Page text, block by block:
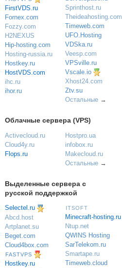
FirstVDS.ru
Fornex.com
Fozzy.com
H2NEXUS
Hip-hosting.com
Hosting-russia.ru
Hostkey.ru
HostVDS.com
ihc.ru
ihor.ru
Sprinthost.ru
Theideahosting.com
Timeweb.com
UFO.Hosting
VDSka.ru
Veesp.com
VPSville.ru
Vscale.io
Xhost24.com
Ztv.su
Остальные→
Облачные сервера (VPS)
Activecloud.ru
Cloud4y.ru
Flops.ru
Hostpro.ua
infobox.ru
Makecloud.ru
Остальные→
Выделенные сервера с
русской поддержкой
Selectel.ru
Abcd.host
Artplanet.su
Beget.com
Cloud4box.com
FASTVPS
Hostkey.ru
ITSOFT
Minecraft-hosting.ru
Ntup.net
QWINS Hosting
SarTelekom.ru
Smartape.ru
Timeweb.cloud